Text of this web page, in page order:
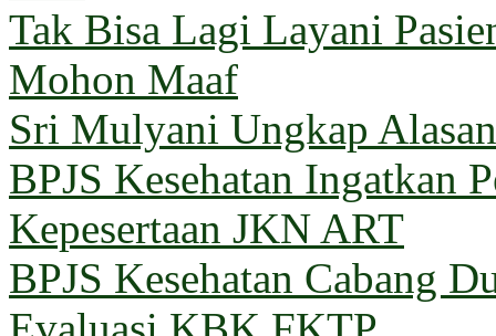
Tak Bisa Lagi Layani
Mohon Maaf
Sri Mulyani Ungkap
BPJS Kesehatan Ingatkan
Kepesertaan JKN ART
BPJS Kesehatan Cabang